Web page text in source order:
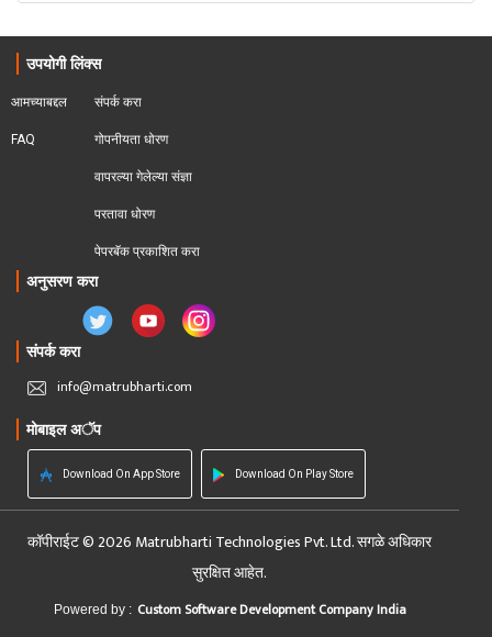
उपयोगी लिंक्स
आमच्याबद्दल
FAQ
संपर्क करा
गोपनीयता धोरण
वापरल्या गेलेल्या संज्ञा
परतावा धोरण
पेपरबॅक प्रकाशित करा
अनुसरण करा
संपर्क करा
info@matrubharti.com
मोबाइल अॅप
Download On App Store Download On Play Store
कॉपीराईट © 2026 Matrubharti Technologies Pvt. Ltd. सगळे अधिकार
सुरक्षित आहेत.
Powered by : Custom Software Development Company India